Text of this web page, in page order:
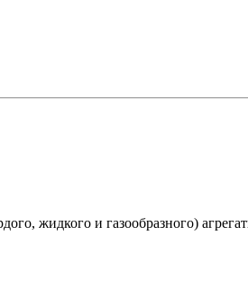
жидкого и газообразного)